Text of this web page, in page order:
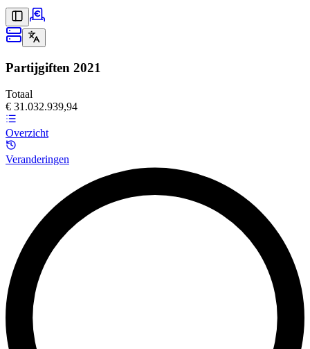
Partijgiften 2021
Totaal
€ 31.032.939,94
Overzicht
Veranderingen